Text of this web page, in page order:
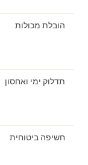
הובלת מכולות
תדלוק ימי ואחסון
חשיפה ביטוחית